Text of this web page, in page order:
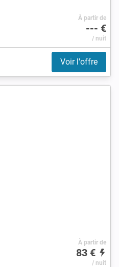
À partir de
--- €
/ nuit
Voir l'offre
À partir de
83 €
/ nuit